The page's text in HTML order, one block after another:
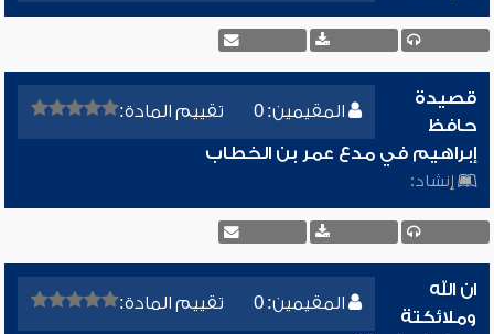
المقيمين: 0 تقييم المادة:
قصيدة
حافظ
إبراهيم في مدع عمر بن الخطاب
إنشاد:
المقيمين: 0 تقييم المادة:
ان الله
وملائكتة